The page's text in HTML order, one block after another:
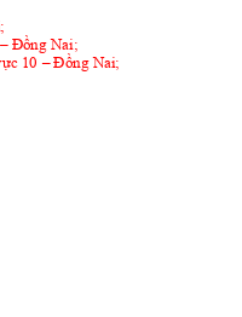
– Đồng Nai;
10 – Đồng Nai;